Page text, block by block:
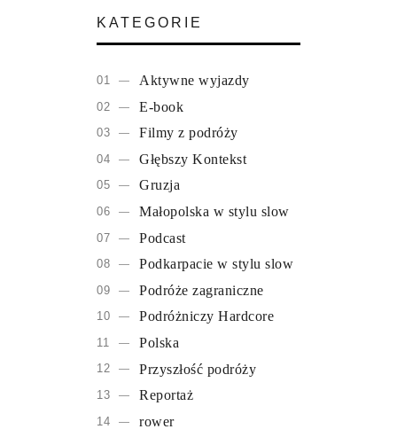
KATEGORIE
Aktywne wyjazdy
E-book
Filmy z podróży
Głębszy Kontekst
Gruzja
Małopolska w stylu slow
Podcast
Podkarpacie w stylu slow
Podróże zagraniczne
Podróżniczy Hardcore
Polska
Przyszłość podróży
Reportaż
rower